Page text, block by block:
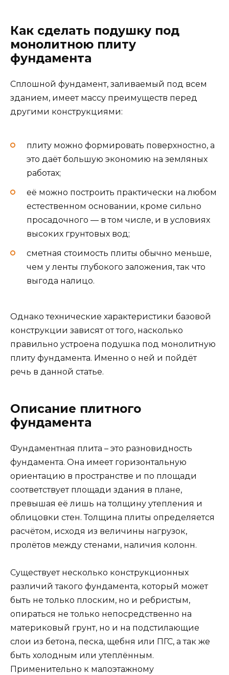
Как сделать подушку под
монолитною плиту
фундамента
Сплошной фундамент, заливаемый под всем
зданием, имеет массу преимуществ перед
другими конструкциями:
плиту можно формировать поверхностно, а
это даёт большую экономию на земляных
работах;
её можно построить практически на любом
естественном основании, кроме сильно
просадочного — в том числе, и в условиях
высоких грунтовых вод;
сметная стоимость плиты обычно меньше,
чем у ленты глубокого заложения, так что
выгода налицо.
Однако технические характеристики базовой
конструкции зависят от того, насколько
правильно устроена подушка под монолитную
плиту фундамента. Именно о ней и пойдёт
речь в данной статье.
Описание плитного
фундамента
Фундаментная плита – это разновидность
фундамента. Она имеет горизонтальную
ориентацию в пространстве и по площади
соответствует площади здания в плане,
превышая её лишь на толщину утепления и
облицовки стен. Толщина плиты определяется
расчётом, исходя из величины нагрузок,
пролётов между стенами, наличия колонн.
Существует несколько конструкционных
различий такого фундамента, который может
быть не только плоским, но и ребристым,
опираться не только непосредственно на
материковый грунт, но и на подстилающие
слои из бетона, песка, щебня или ПГС, а так же
быть холодным или утеплённым.
Применительно к малоэтажному